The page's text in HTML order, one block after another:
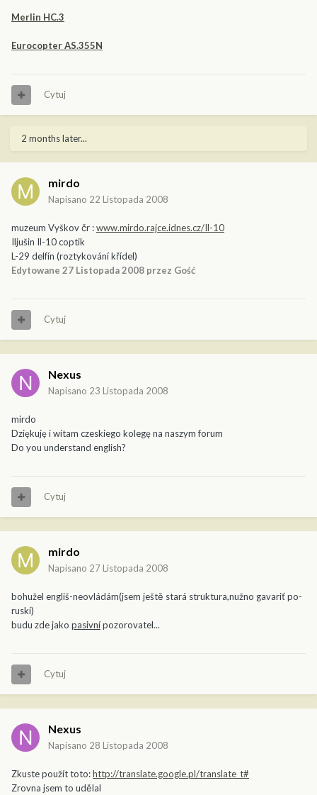
Merlin HC.3
Eurocopter AS.355N
Cytuj
2 months later...
mirdo
Napisano 22 Listopada 2008
muzeum Vyškov čr :www.mirdo.rajce.idnes.cz/Il-10
Iljušin Il-10 coptik
L-29 delfín (roztykování křídel)
Edytowane 27 Listopada 2008 przez Gość
Cytuj
Nexus
Napisano 23 Listopada 2008
mirdo
Dziękuję i witam czeskiego kolegę na naszym forum
Do you understand english?
Cytuj
mirdo
Napisano 27 Listopada 2008
bohužel engliš-neovládám(jsem ještě stará struktura,nužno gavariť po-
ruski)
budu zde jako pasivnípozorovatel...
Cytuj
Nexus
Napisano 28 Listopada 2008
Zkuste použít toto:http://translate.google.pl/translate_t#
Zrovna jsem to udělal